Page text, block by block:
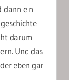
dann ein
darum
Und das
eben gar